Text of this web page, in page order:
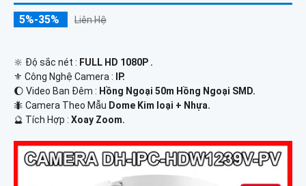
5%-35% Liên Hệ
🔆 Độ sắc nét : FULL HD 1080P .
⚜️ Công Nghệ Camera :
IP.
🌔 Video Ban Đêm : Hồng Ngoại 50m Hồng Ngoại SMD.
🐜 Camera Theo Mẫu Dome Kim loại + Nhựa.
️🔮 Tích Hợp : Xoay Zoom.